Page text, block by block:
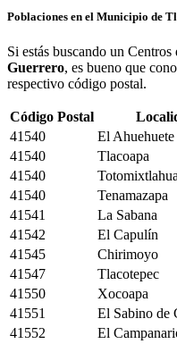
Poblaciones en el Municipio de
Si estás buscando un
Guerrero, es bueno que
respectivo código postal.
Código Postal
41540
El Ahuehuete
41540
Tlacoapa
41540
41540
Tenamazapa
41541
La Sabana
41542
El Capulín
41545
Chirimoyo
41547
Tlacotepec
41550
Xocoapa
41551
El Sabino de
41552
El